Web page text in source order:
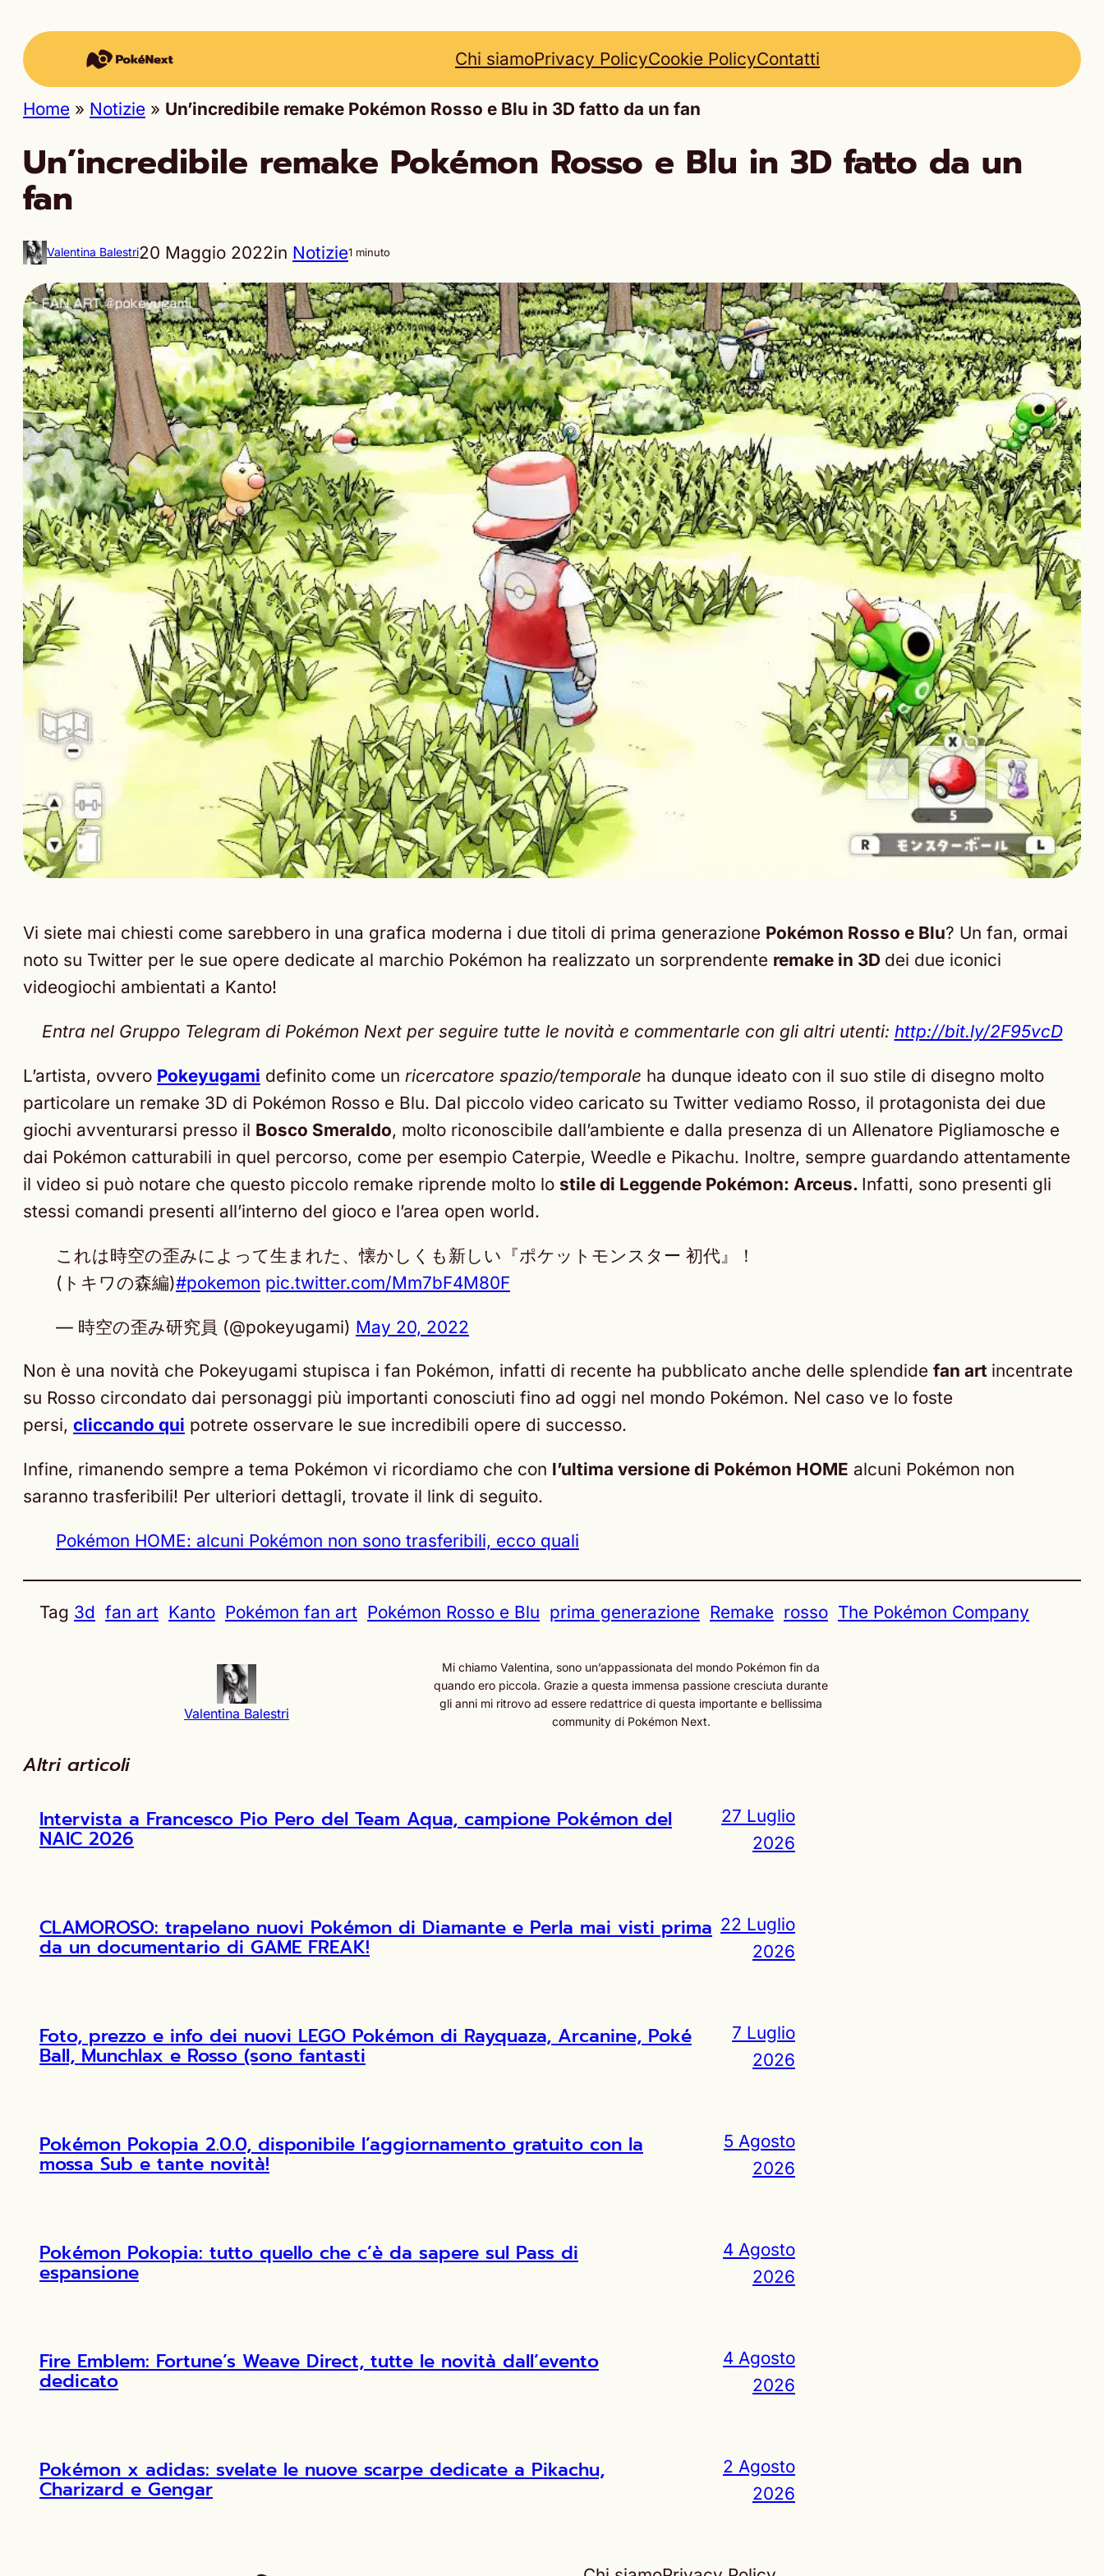
Chi siamoPrivacy PolicyCookie PolicyContatti
Home » Notizie » Un’incredibile remake Pokémon Rosso e Blu in 3D fatto da un fan
Un’incredibile remake Pokémon Rosso e Blu in 3D fatto da un
fan
Valentina Balestri20 Maggio 2022in Notizie1 minuto
Vi siete mai chiesti come sarebbero in una grafica moderna i due titoli di prima generazione Pokémon Rosso e Blu? Un fan, ormai
noto su Twitter per le sue opere dedicate al marchio Pokémon ha realizzato un sorprendente remake in 3D dei due iconici
videogiochi ambientati a Kanto!
Entra nel Gruppo Telegram di Pokémon Next per seguire tutte le novità e commentarle con gli altri utenti: http://bit.ly/2F95vcD
L’artista, ovvero Pokeyugami definito come un ricercatore spazio/temporale ha dunque ideato con il suo stile di disegno molto
particolare un remake 3D di Pokémon Rosso e Blu. Dal piccolo video caricato su Twitter vediamo Rosso, il protagonista dei due
giochi avventurarsi presso il Bosco Smeraldo, molto riconoscibile dall’ambiente e dalla presenza di un Allenatore Pigliamosche e
dai Pokémon catturabili in quel percorso, come per esempio Caterpie, Weedle e Pikachu. Inoltre, sempre guardando attentamente
il video si può notare che questo piccolo remake riprende molto lo stile di Leggende Pokémon: Arceus. Infatti, sono presenti gli
stessi comandi presenti all’interno del gioco e l’area open world.
これは時空の歪みによって生まれた、懐かしくも新しい『ポケットモンスター 初代』！
(トキワの森編)#pokemon pic.twitter.com/Mm7bF4M80F
— 時空の歪み研究員 (@pokeyugami) May 20, 2022
Non è una novità che Pokeyugami stupisca i fan Pokémon, infatti di recente ha pubblicato anche delle splendide fan art incentrate
su Rosso circondato dai personaggi più importanti conosciuti fino ad oggi nel mondo Pokémon. Nel caso ve lo foste
persi, cliccando qui potrete osservare le sue incredibili opere di successo.
Infine, rimanendo sempre a tema Pokémon vi ricordiamo che con l’ultima versione di Pokémon HOME alcuni Pokémon non
saranno trasferibili! Per ulteriori dettagli, trovate il link di seguito.
Pokémon HOME: alcuni Pokémon non sono trasferibili, ecco quali
Tag 3d fan art Kanto Pokémon fan art Pokémon Rosso e Blu prima generazione Remake rosso The Pokémon Company
Valentina Balestri
Mi chiamo Valentina, sono un’appassionata del mondo Pokémon fin da
quando ero piccola. Grazie a questa immensa passione cresciuta durante
gli anni mi ritrovo ad essere redattrice di questa importante e bellissima
community di Pokémon Next.
Altri articoli
Intervista a Francesco Pio Pero del Team Aqua, campione Pokémon del
NAIC 2026
27 Luglio
2026
CLAMOROSO: trapelano nuovi Pokémon di Diamante e Perla mai visti prima
da un documentario di GAME FREAK!
22 Luglio
2026
Foto, prezzo e info dei nuovi LEGO Pokémon di Rayquaza, Arcanine, Poké
Ball, Munchlax e Rosso (sono fantasti
7 Luglio
2026
Pokémon Pokopia 2.0.0, disponibile l’aggiornamento gratuito con la
mossa Sub e tante novità!
5 Agosto
2026
Pokémon Pokopia: tutto quello che c’è da sapere sul Pass di
espansione
4 Agosto
2026
Fire Emblem: Fortune’s Weave Direct, tutte le novità dall’evento
dedicato
4 Agosto
2026
Pokémon x adidas: svelate le nuove scarpe dedicate a Pikachu,
Charizard e Gengar
2 Agosto
2026